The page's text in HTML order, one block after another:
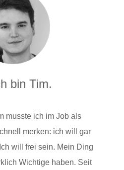
bin Tim.
musste ich im Job als
merken: ich will gar
will frei sein. Mein Ding
Wichtige haben. Seit